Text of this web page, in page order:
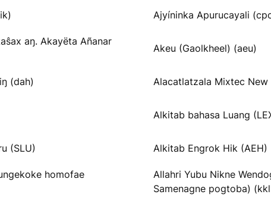
Ajyíninka Apurucayali
aŋ. Akayëta Añanar
Akeu (Gaolkheel) (aeu)
(dah) Alacatlatzala Mixtec New
Alkitab bahasa Luang
(SLU) Alkitab Engrok Hik (AEH)
homofae
Allahri Yubu Nikne
Samenagne pogtoba)